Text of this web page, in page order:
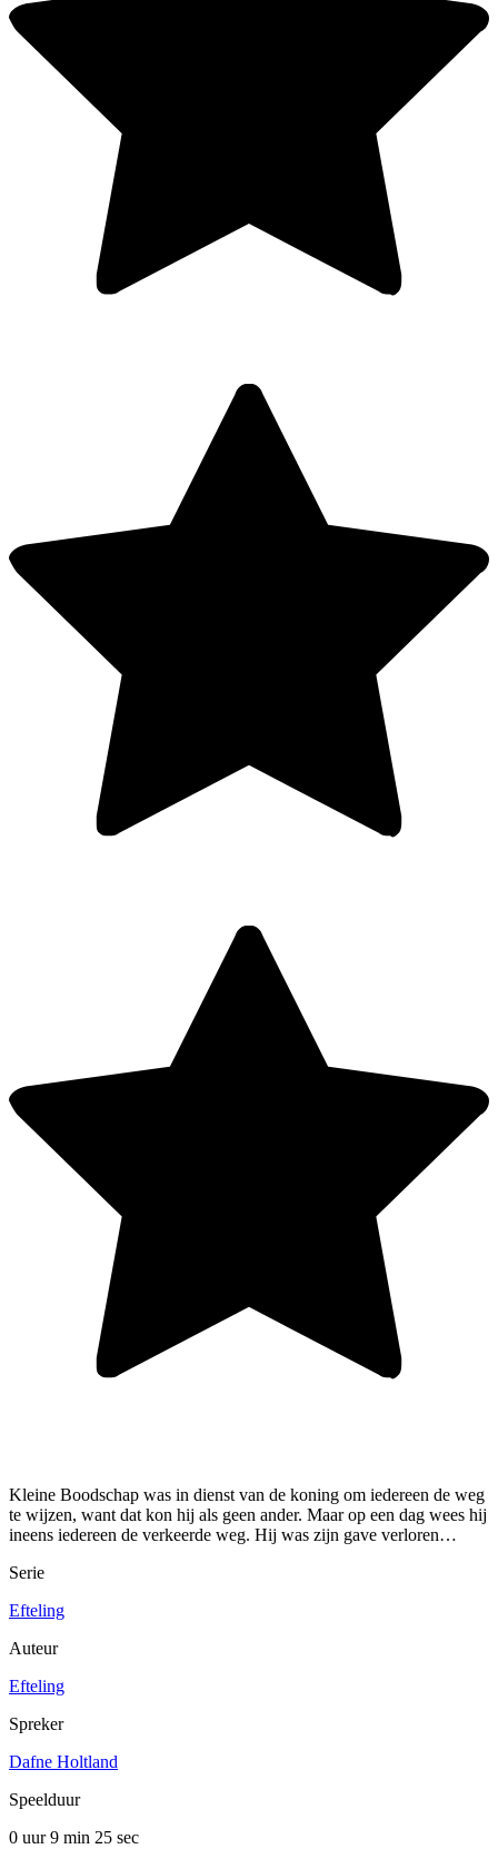
Kleine Boodschap was in dienst van de koning om iedereen de weg
te wijzen, want dat kon hij als geen ander. Maar op een dag wees hij
ineens iedereen de verkeerde weg. Hij was zijn gave verloren…
Serie
Efteling
Auteur
Efteling
Spreker
Dafne Holtland
Speelduur
0 uur 9 min 25 sec